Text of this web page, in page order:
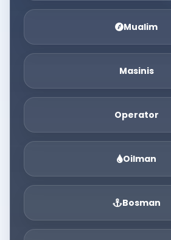
Mualim
Masinis
Operator
Oilman
Bosman